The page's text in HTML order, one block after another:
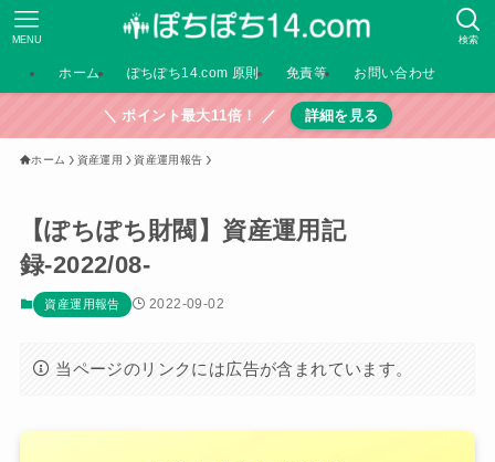
検索
MENU
ホーム ぽちぽち14.com 原則 免責等 お問い合わせ
＼ ポイント最大11倍！ ／ 詳細を見る
ホーム 資産運用 資産運用報告
【ぽちぽち財閥】資産運用記
録-2022/08-
資産運用報告 2022-09-02
当ページのリンクには広告が含まれています。